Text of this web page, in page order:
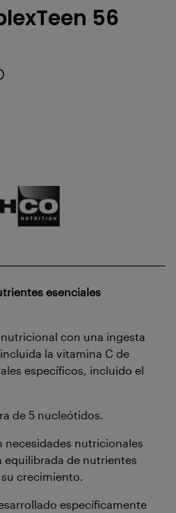
56
esenciales
con una ingesta
la vitamina C de
específicos, incluido el
de 5 nucleótidos.
necesidades nutricionales
equilibrada de nutrientes
crecimiento.
específicamente